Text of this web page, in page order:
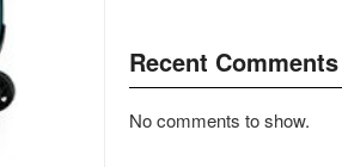
Recent Comments
No comments to show.